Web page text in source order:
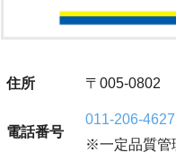
住所 〒005-0802
電話番号
011-206-4627
※一定品質管